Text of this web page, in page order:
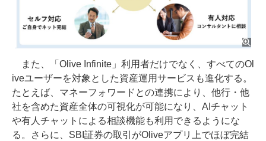
また、「Olive Infinite」利用者だけでなく、すべてのOl
iveユーザーを対象とした資産運用サービスも進化する。
たとえば、マネーフォワードとの連携により、他行・他
社を含めた資産全体の可視化が可能になり、AIチャット
や有人チャットによる相談機能も利用できるようにな
る。さらに、SBI証券の取引がOliveアプリ上でほぼ完結